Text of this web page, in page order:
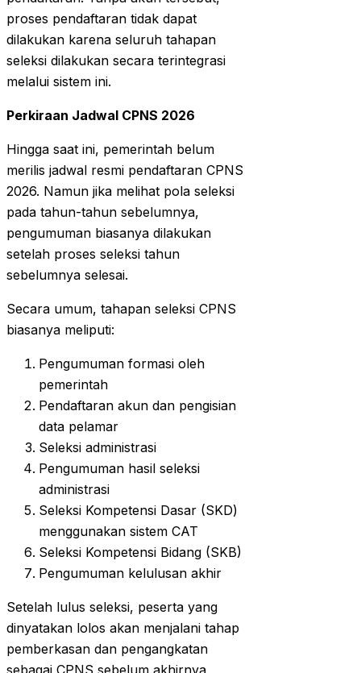
proses pendaftaran tidak dapat
dilakukan karena seluruh tahapan
seleksi dilakukan secara terintegrasi
melalui sistem ini.
Perkiraan Jadwal CPNS 2026
Hingga saat ini, pemerintah belum
merilis jadwal resmi pendaftaran CPNS
2026. Namun jika melihat pola seleksi
pada tahun-tahun sebelumnya,
pengumuman biasanya dilakukan
setelah proses seleksi tahun
sebelumnya selesai.
Secara umum, tahapan seleksi CPNS
biasanya meliputi:
Pengumuman formasi oleh
pemerintah
Pendaftaran akun dan pengisian
data pelamar
Seleksi administrasi
Pengumuman hasil seleksi
administrasi
Seleksi Kompetensi Dasar (SKD)
menggunakan sistem CAT
Seleksi Kompetensi Bidang (SKB)
Pengumuman kelulusan akhir
Setelah lulus seleksi, peserta yang
dinyatakan lolos akan menjalani tahap
pemberkasan dan pengangkatan